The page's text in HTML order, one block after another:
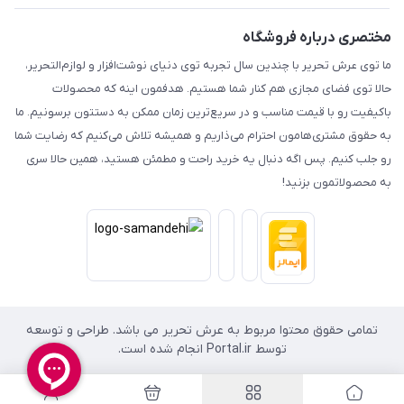
مختصری درباره فروشگاه
ما توی عرش تحریر با چندین سال تجربه توی دنیای نوشت‌افزار و لوازم‌التحریر،
حالا توی فضای مجازی هم کنار شما هستیم. هدفمون اینه که محصولات
باکیفیت رو با قیمت مناسب و در سریع‌ترین زمان ممکن به دستتون برسونیم. ما
به حقوق مشتری‌هامون احترام می‌ذاریم و همیشه تلاش می‌کنیم که رضایت شما
رو جلب کنیم. پس اگه دنبال یه خرید راحت و مطمئن هستید، همین حالا سری
به محصولاتمون بزنید!
تمامی حقوق محتوا مربوط به عرش تحریر می باشد. طراحی و توسعه
توسط Portal.ir انجام شده است.